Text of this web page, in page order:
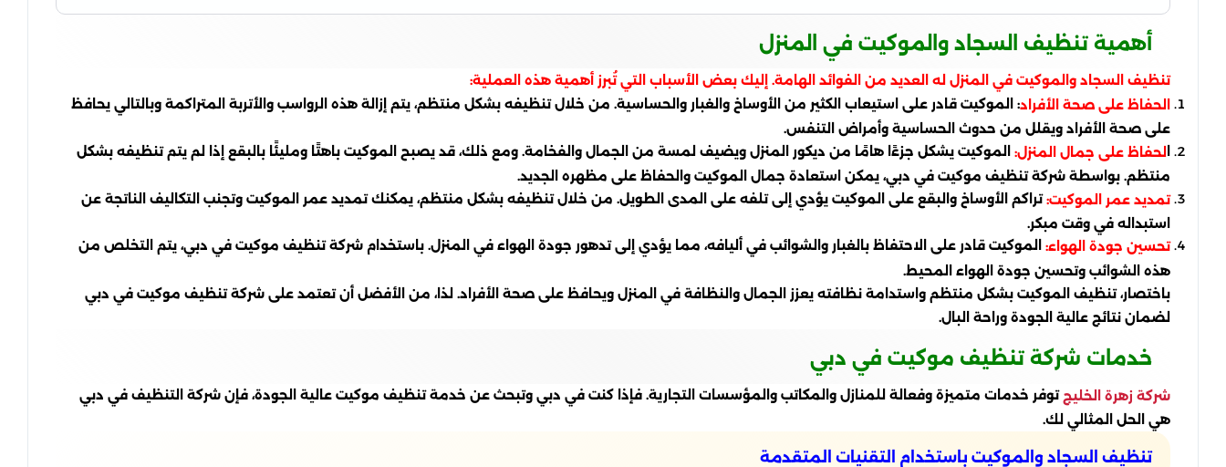
أهمية تنظيف السجاد والموكيت في المنزل
تنظيف السجاد والموكيت في المنزل له العديد من الفوائد الهامة. إليك بعض الأسباب التي تُبرز أهمية هذه العملية:
الحفاظ على صحة الأفراد: الموكيت قادر على استيعاب الكثير من الأوساخ والغبار والحساسية. من خلال تنظيفه بشكل منتظم، يتم إزالة هذه الرواسب والأتربة المتراكمة وبالتالي يحافظ
على صحة الأفراد ويقلل من حدوث الحساسية وأمراض التنفس.
لحفاظ على جمال المنزل: الموكيت يشكل جزءًا هامًا من ديكور المنزل ويضيف لمسة من الجمال والفخامة. ومع ذلك، قد يصبح الموكيت باهتًا ومليئًا بالبقع إذا لم يتم تنظيفه بشكل
منتظم. بواسطة شركة تنظيف موكيت في دبي، يمكن استعادة جمال الموكيت والحفاظ على مظهره الجديد.
تمديد عمر الموكيت:تراكم الأوساخ والبقع على الموكيت يؤدي إلى تلفه على المدى الطويل. من خلال تنظيفه بشكل منتظم، يمكنك تمديد عمر الموكيت وتجنب التكاليف الناتجة عن
استبداله في وقت مبكر.
تحسين جودة الهواء: الموكيت قادر على الاحتفاظ بالغبار والشوائب في أليافه، مما يؤدي إلى تدهور جودة الهواء في المنزل. باستخدام شركة تنظيف موكيت في دبي، يتم التخلص من
هذه الشوائب وتحسين جودة الهواء المحيط.
باختصار، تنظيف الموكيت بشكل منتظم واستدامة نظافته يعزز الجمال والنظافة في المنزل ويحافظ على صحة الأفراد. لذا، من الأفضل أن تعتمد على شركة تنظيف موكيت في دبي
لضمان نتائج عالية الجودة وراحة البال.
خدمات شركة تنظيف موكيت في دبي
شركة زهرة الخليج توفر خدمات متميزة وفعالة للمنازل والمكاتب والمؤسسات التجارية. فإذا كنت في دبي وتبحث عن خدمة تنظيف موكيت عالية الجودة، فإن شركة التنظيف في دبي
هي الحل المثالي لك.
تنظيف السجاد والموكيت باستخدام التقنيات المتقدمة